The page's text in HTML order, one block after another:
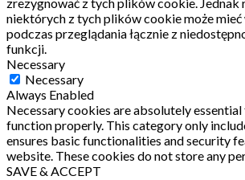
zrezygnować z tych plików cookie. Jednak
niektórych z tych plików cookie może mieć
podczas przeglądania łącznie z
funkcji.
Necessary
Necessary
Always Enabled
Necessary cookies are absolutely
function properly. This category only
ensures basic functionalities and security
website. These cookies do not store any
SAVE & ACCEPT